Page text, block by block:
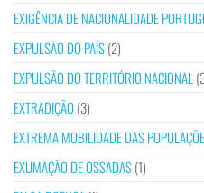
EXIGÊNCIA DE NACIONALIDADE
EXPULSÃO DO PAÍS(2)
EXPULSÃO DO TERRITÓRIO NACIONAL
EXTRADIÇÃO (3)
EXTREMA MOBILIDADE DAS
EXUMAÇÃO DE OSSADAS(1)